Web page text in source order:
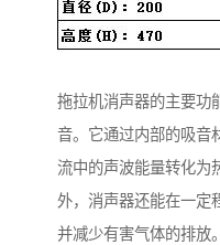
拖拉机消声器的主要功
音。它通过内部的吸音
流中的声波能量转化为
外，消声器还能在一定
并减少有害气体的排放